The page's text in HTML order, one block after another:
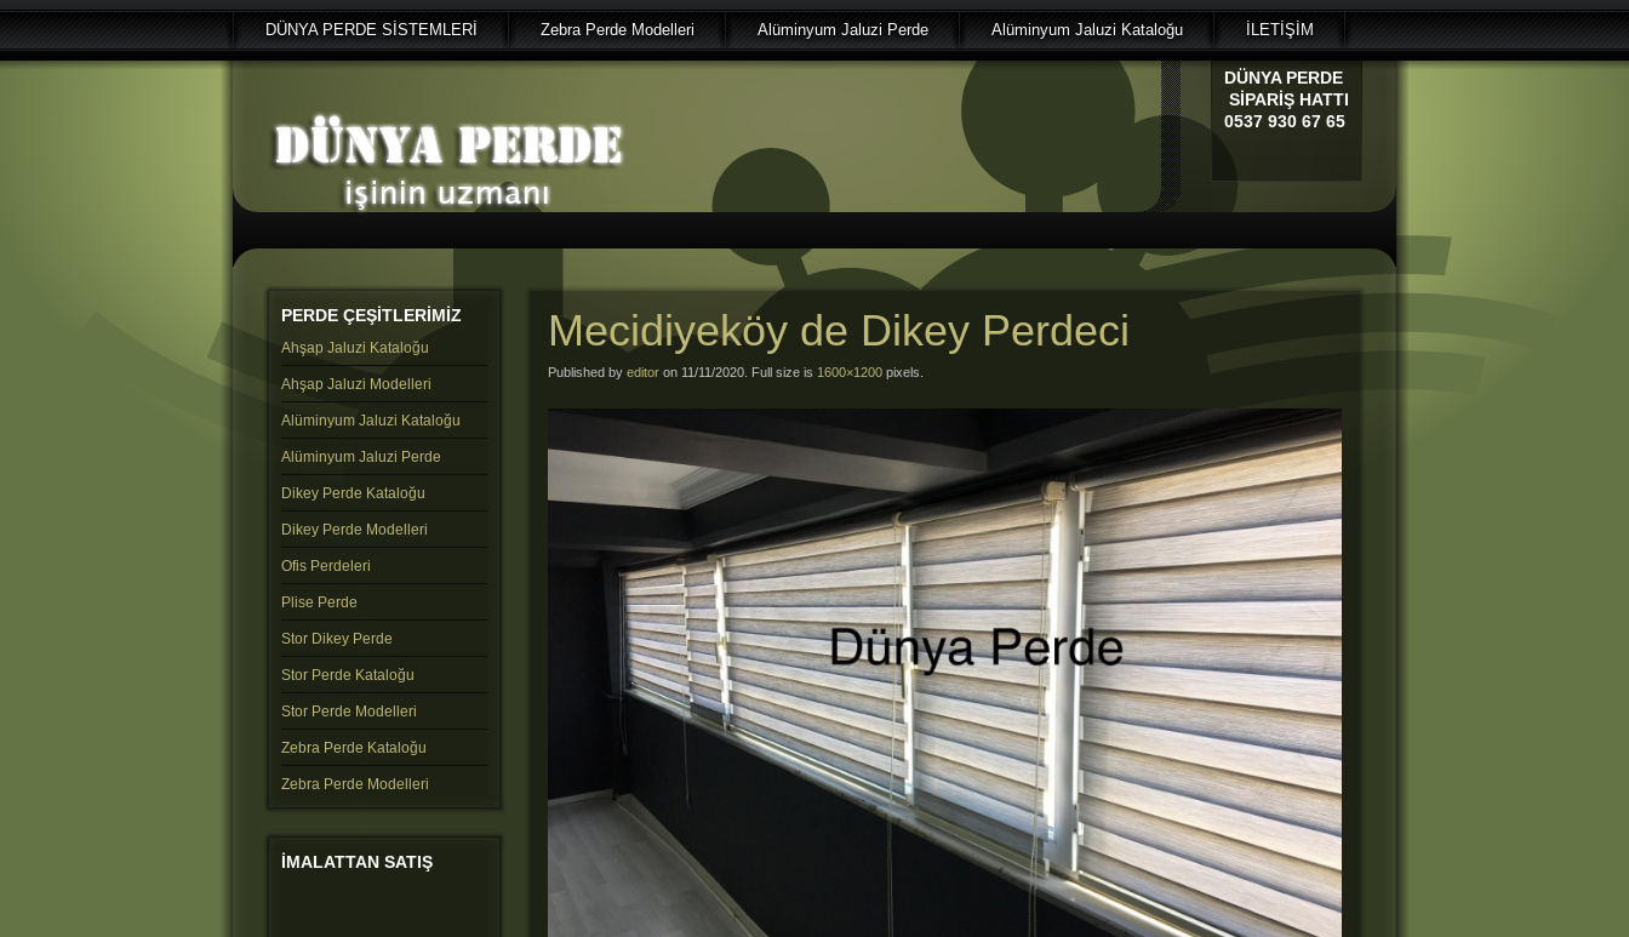
DÜNYA PERDE SİSTEMLERİ Zebra Perde Modelleri Alüminyum Jaluzi Perde Alüminyum Jaluzi Kataloğu İLETİŞİM
DÜNYAPERDE
SİPARİŞ HATTI
0537 930 67 65
Mecidiyeköy de Dikey Perdeci
Published by editor on 11/11/2020. Full size is 1600×1200 pixels.
PERDE ÇEŞİTLERİMİZ
Ahşap Jaluzi Kataloğu
Ahşap Jaluzi Modelleri
Alüminyum Jaluzi Kataloğu
Alüminyum Jaluzi Perde
Dikey Perde Kataloğu
Dikey Perde Modelleri
Ofis Perdeleri
Plise Perde
Stor Dikey Perde
Stor Perde Kataloğu
Stor Perde Modelleri
Zebra Perde Kataloğu
Zebra Perde Modelleri
IMALATTAN SATIŞ